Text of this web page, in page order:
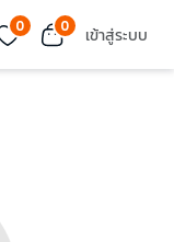
0 0 เข้าสู่ระบบ